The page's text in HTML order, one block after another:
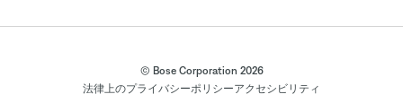
© Bose Corporation 2026
法律上のプライバシーポリシーアクセシビリティ